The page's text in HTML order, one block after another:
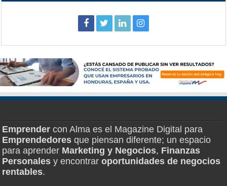
Emprender con Alma es el Magazine Digital para
Emprendedores que piensan diferente; un espacio
para aprender Marketing y Negocios, Finanzas
Personales y encontraroportunidades de negocios
rentables.